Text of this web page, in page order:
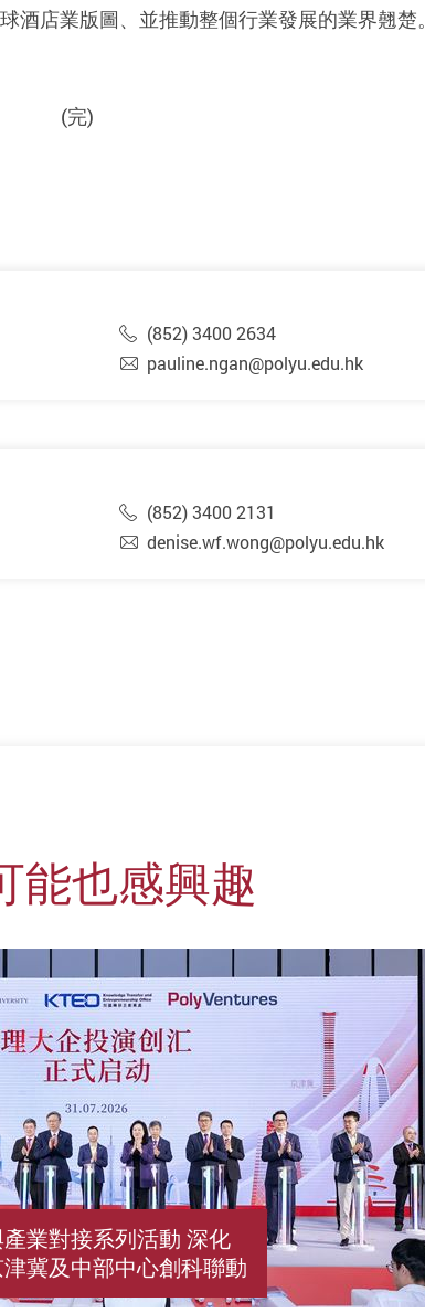
店業版圖、並推動整個行業發展的業界翹楚。
(完)
(852) 3400 2634
pauline.ngan@polyu.edu.hk
(852) 3400 2131
denise.wf.wong@polyu.edu.hk
能也感興趣
業對接系列活動 深化
冀及中部中心創科聯動